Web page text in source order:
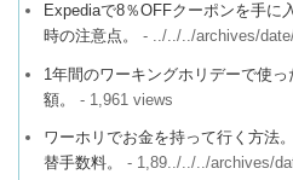
Expediaで8％OFFクーポンを手に
時の注意点。
- ../../../archives/
1年間のワーキングホリデーで使
額。
- 1,961 views
ワーホリでお金を持って行く方法
替手数料。
- 1,89../../../archives/